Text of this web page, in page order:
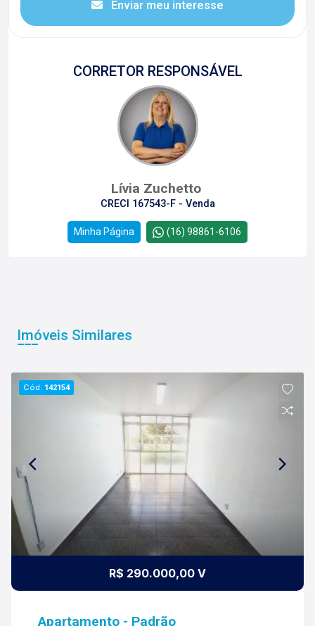
Enviar meu interesse
CORRETOR RESPONSÁVEL
Lívia Zuchetto
CRECI 167543-F - Venda
Minha Página (16) 98861-6106
Imóveis Similares
Cód. 142154
R$ 290.000,00 V
Apartamento - Padrão